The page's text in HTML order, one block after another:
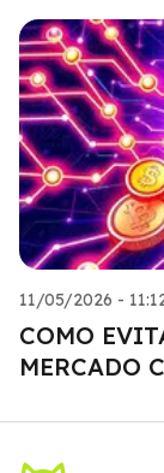
11/05/2026 -
COMO
MERCADO